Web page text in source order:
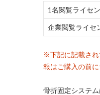
1名閲覧ライセ
企業閲覧ライセ
※下記に記載され
報はご購入の前
骨折固定システ